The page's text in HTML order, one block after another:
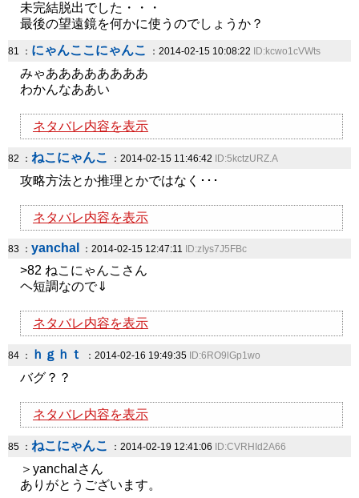
未完結脱出でした・・・
最後の望遠鏡を何かに使うのでしょうか？
81 ： にゃんここにゃんこ ：2014-02-15 10:08:22 ID:kcwo1cVWts
みゃああああああああ
わかんなああい
ネタバレ内容を表示
82 ： ねこにゃんこ ：2014-02-15 11:46:42 ID:5kctzURZ.A
攻略方法とか推理とかではなく･･･
ネタバレ内容を表示
83 ： yanchal ：2014-02-15 12:47:11 ID:zIys7J5FBc
>82 ねこにゃんこさん
ヘ短調なので⇓
ネタバレ内容を表示
84 ： ｈｇｈｔ ：2014-02-16 19:49:35 ID:6RO9lGp1wo
バグ？？
ネタバレ内容を表示
85 ： ねこにゃんこ ：2014-02-19 12:41:06 ID:CVRHId2A66
＞yanchalさん
ありがとうございます。